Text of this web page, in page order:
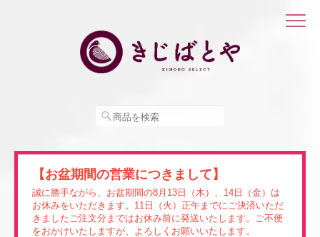
【お盆期間の営業につきまして】
誠に勝手ながら、お盆期間の8月13日（木）、14日（金）は
お休みをいただきます。11日（火）正午までにご決済いただ
きましたご注文分まではお休み前に発送いたします。ご不便
をおかけいたしますが、よろしくお願いいたします。